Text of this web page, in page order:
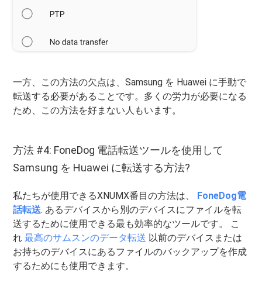
一方、この方法の欠点は、Samsung を Huawei に手動で
転送する必要があることです。多くの労力が必要になる
ため、この方法を好まない人もいます。
方法 #4: FoneDog 電話転送ツールを使用して
Samsung を Huawei に転送する方法?
私たちが使用できるXNUMX番目の方法は、 FoneDog電
話転送. あるデバイスから別のデバイスにファイルを転
送するために使用できる最も効率的なツールです。 こ
れ最高のサムスンのデータ転送 以前のデバイスまたは
お持ちのデバイスにあるファイルのバックアップを作成
するためにも使用できます。